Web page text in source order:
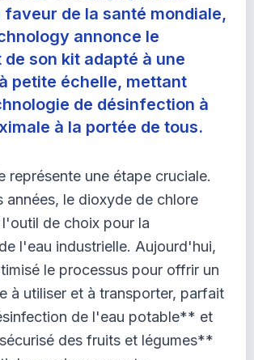
faveur de la santé mondiale,
annonce le
son kit adapté à une
petite échelle, mettant
de désinfection à
à la portée de tous.
représente une étape cruciale.
années, le dioxyde de chlore
l'outil de choix pour la
l'eau industrielle. Aujourd'hui,
le processus pour offrir un
à utiliser et à transporter, parfait
de l'eau potable** et
des fruits et légumes**